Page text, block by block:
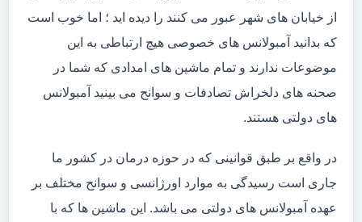
از خیابان های شهر عبور می کنند را دیده اید ؛ اما خوب است
که بدانید آمبولانس های خصوصی هیچ ارتباطی به این
موضوعات ندارند و تمام ماشین های امدادی که شما در
صحنه های دلخراش تصادفات و سوانح می بینید آمبولانس
های دولتی هستند.
در واقع بر طبق قوانینی که در حوزه درمان در کشور ما
جاری است رسیدگی به موارد اورژانسی و سوانح مختلف بر
عهده آمبولانس های دولتی می باشد. این ماشین ها که با